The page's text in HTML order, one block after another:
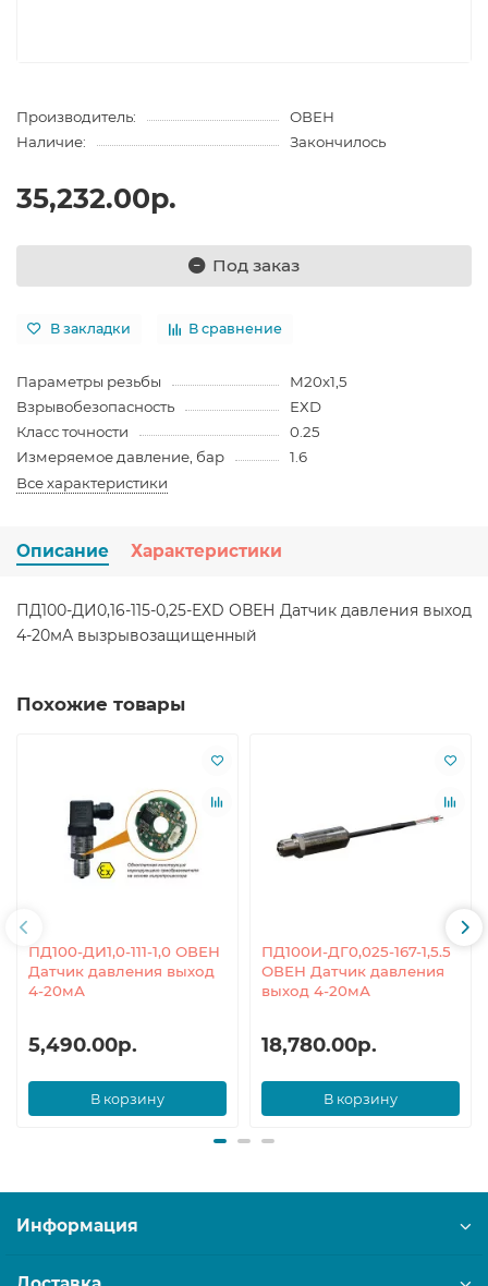
Производитель:
ОВЕН
Наличие:
Закончилось
35,232.00р.
Под заказ
В закладки В сравнение
Параметры резьбы
М20х1,5
Взрывобезопасность
ЕХD
Класс точности
0.25
Измеряемое давление, бар
1.6
Все характеристики
Описание Характеристики
ПД100-ДИ0,16-115-0,25-ЕХD ОВЕН Датчик давления выход
4-20мА вызрывозащищенный
Похожие товары
ПД100-ДИ1,0-111-1,0 ОВЕН
Датчик давления выход
4-20мА
5,490.00р.
В корзину
ПД100И-ДГ0,025-167-1,5.5
ОВЕН Датчик давления
выход 4-20мА
18,780.00р.
В корзину
Информация